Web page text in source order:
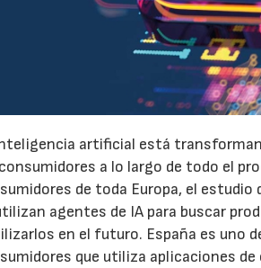
artificial está
a lo largo de todo el
de toda Europa, el
agentes de IA para buscar
en el futuro. España es uno
que utiliza aplicaciones